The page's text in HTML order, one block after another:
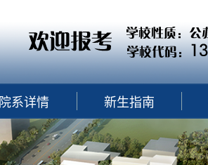
院系详情 新生指南